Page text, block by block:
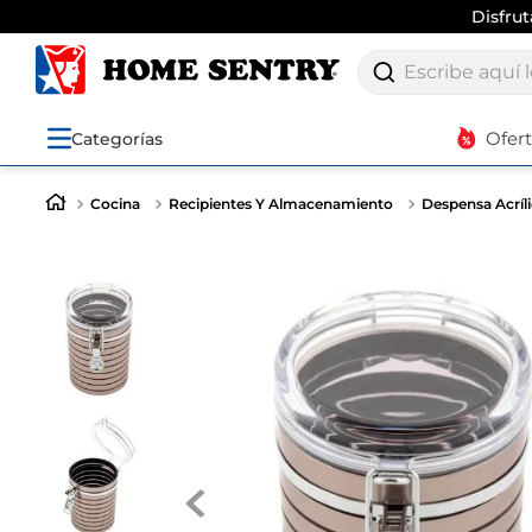
Escribe aquí lo
Categorías
Cocina Recipientes Y Almacenamiento Despensa